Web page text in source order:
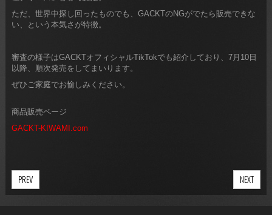
ただ、世界中探し回ったものでも、GACKTのNGがでたら販売できな
い、という本気さが特徴。
審査の様子はGACKTオフィシャルTikTokでも紹介しており、7月10日
以降、順次発売をしてまいります。
ぜひご家庭でお愉しみください。
商品販売ページ
GACKT-KIWAMI.com
NEXT
PREV